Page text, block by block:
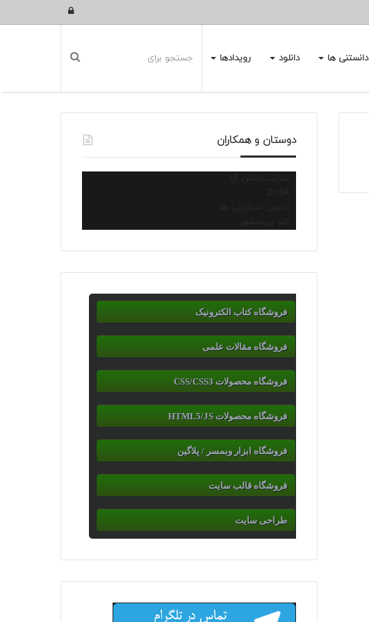
ورود
دانستنی ها دانلود رویدادها
دوستان و همکاران
شرکت دانش آرا
انجمن استارتاپ ها
نانو پروسسور
فروشگاه کتاب الکترونیک
فروشگاه مقالات علمی
فروشگاه محصولات CSS/CSS3
فروشگاه محصولات HTML5/JS
فروشگاه ابزار وبمسر / پلاگین
فروشگاه قالب سایت
طراحی سایت